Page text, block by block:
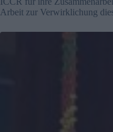
Arbeit zur Verwirklichung